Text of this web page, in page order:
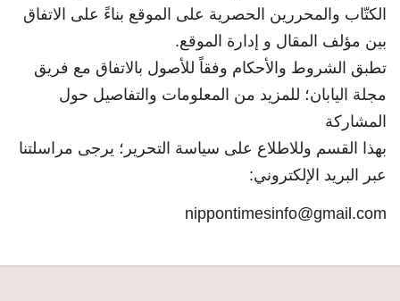
الكتّاب والمحررين الحصرية على الموقع بناءً على الاتفاق
بين مؤلف المقال و إدارة الموقع.
تطبق الشروط والأحكام وفقاً للأصول بالاتفاق مع فريق
مجلة اليابان؛ للمزيد من المعلومات والتفاصيل حول
المشاركة
بهذا القسم وللاطلاع على سياسة التحرير؛ يرجى مراسلتنا
عبر البريد الإلكتروني:
nippontimesinfo@gmail.com